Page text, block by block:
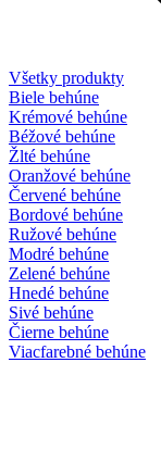
Všetky produkty
Biele behúne
Krémové behúne
Béžové behúne
Žlté behúne
Oranžové behúne
Červené behúne
Bordové behúne
Ružové behúne
Modré behúne
Zelené behúne
Hnedé behúne
Sivé behúne
Čierne behúne
Viacfarebné behúne